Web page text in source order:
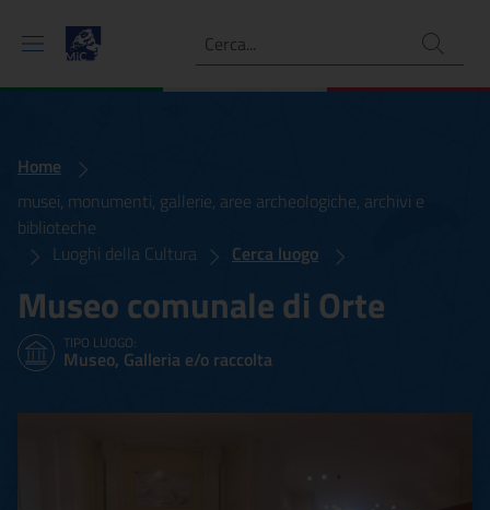
Ricerca
Home
musei, monumenti, gallerie, aree archeologiche, archivi e
biblioteche
Luoghi della Cultura
Cerca luogo
Museo comunale di Orte
TIPO LUOGO:
Museo, Galleria e/o raccolta